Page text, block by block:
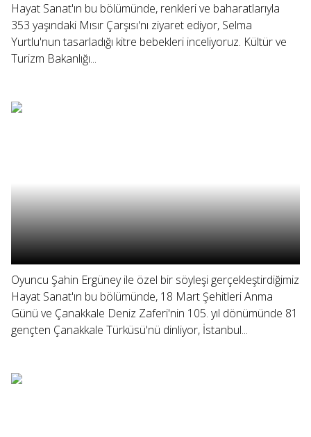
Hayat Sanat'ın bu bölümünde, renkleri ve baharatlarıyla
353 yaşındaki Mısır Çarşısı'nı ziyaret ediyor, Selma
Yurtlu'nun tasarladığı kitre bebekleri inceliyoruz. Kültür ve
Turizm Bakanlığı...
Oyuncu Şahin Ergüney ile özel bir söyleşi gerçekleştirdiğimiz
Hayat Sanat'ın bu bölümünde, 18 Mart Şehitleri Anma
Günü ve Çanakkale Deniz Zaferi'nin 105. yıl dönümünde 81
gençten Çanakkale Türküsü'nü dinliyor, İstanbul...